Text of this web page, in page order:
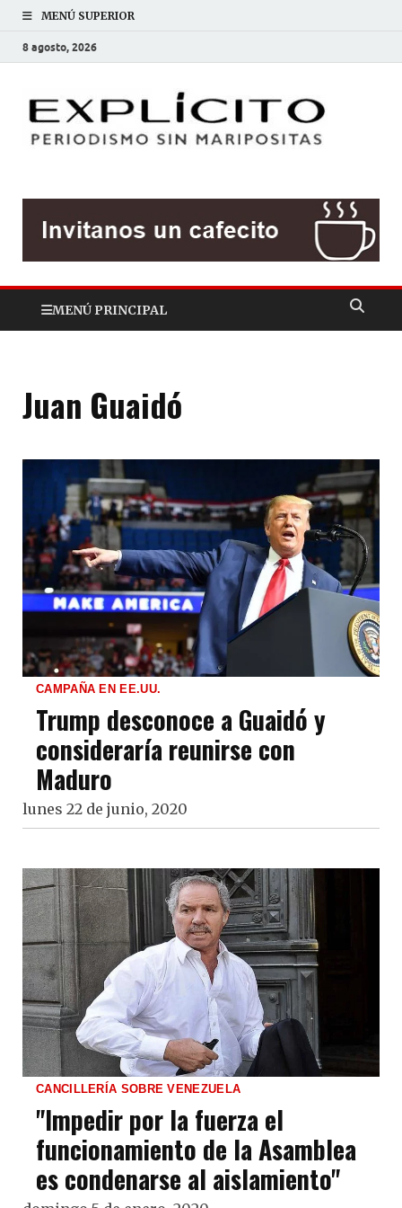
MENÚ SUPERIOR
8 agosto, 2026
MENÚ PRINCIPAL
Juan Guaidó
CAMPAÑA EN EE.UU.
Trump desconoce a Guaidó y
consideraría reunirse con
Maduro
lunes 22 de junio, 2020
CANCILLERÍA SOBRE VENEZUELA
"Impedir por la fuerza el
funcionamiento de la Asamblea
es condenarse al aislamiento"